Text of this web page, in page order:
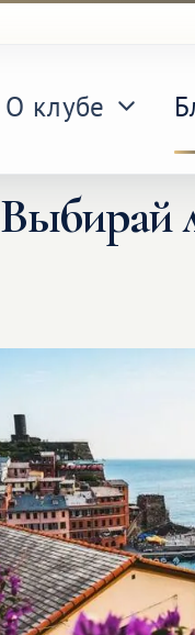
О клубе
Выбирай